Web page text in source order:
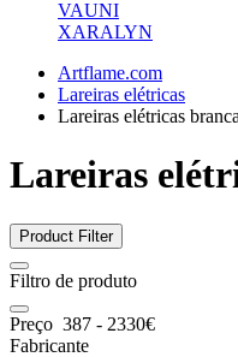
VAUNI
XARALYN
Artflame.com
Lareiras elétricas
Lareiras elétricas
Lareiras
Product Filter
Filtro de produto
Preço 387 - 2330€
Fabricante